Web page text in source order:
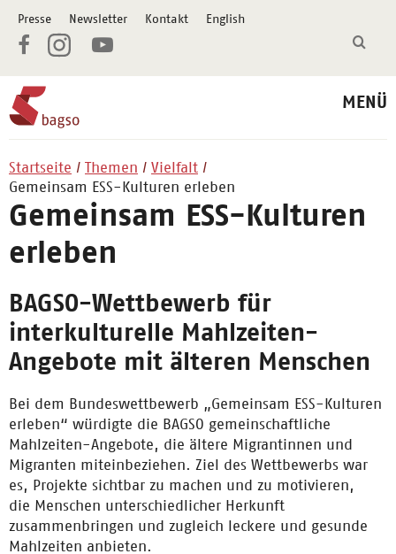
Presse Newsletter Kontakt English
MENÜ
Startseite Themen
Vielfalt
Gemeinsam ESS-Kulturen erleben
Gemeinsam ESS-Kulturen
erleben
BAGSO-Wettbewerb für
interkulturelle Mahlzeiten-
Angebote mit älteren Menschen
Bei dem Bundeswettbewerb „Gemeinsam ESS-Kulturen
erleben“ würdigte die BAGSO gemeinschaftliche
Mahlzeiten-Angebote, die ältere Migrantinnen und
Migranten miteinbeziehen. Ziel des Wettbewerbs war
es, Projekte sichtbar zu machen und zu motivieren,
die Menschen unterschiedlicher Herkunft
zusammenbringen und zugleich leckere und gesunde
Mahlzeiten anbieten.